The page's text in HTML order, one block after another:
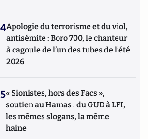
4Apologie du terrorisme et du viol,
antisémite : Boro 700, le chanteur
à cagoule de l’un des tubes de l’été
2026
5« Sionistes, hors des Facs »,
soutien au Hamas : du GUD à LFI,
les mêmes slogans, la même
haine